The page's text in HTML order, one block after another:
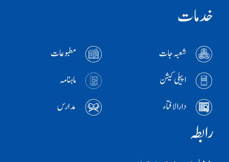
خدمات
شعبہ جات
مطبوعات
اپیلی کیشن
ماہنامہ
دارالافتاء
مدارس
رابطہ